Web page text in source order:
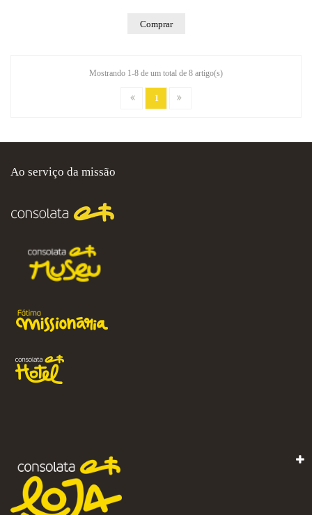
Comprar
Mostrando 1-8 de um total de 8 artigo(s)
1
Ao serviço da missão